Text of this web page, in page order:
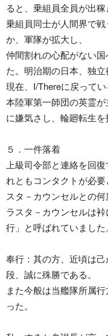
ると、乗組員全員が出稼
乗組員同士が人間界で
か、軍隊が拡大し、
仲間割れの心配がない
た。明治期の日本、独立
現在、I/Thereに戻って
本陸軍第一師団の英霊
に嫌気さし、輪廻転生を
５．一件落着
上級司令部と連絡を回
れともコンタクトが必
スタ－カウンセルとの
ラスタ－カウンセルは
行」と呼ばれていました。
奉行：其の方、近頃は
段、誠に殊勝である。
また今般は当艦隊所属
った。